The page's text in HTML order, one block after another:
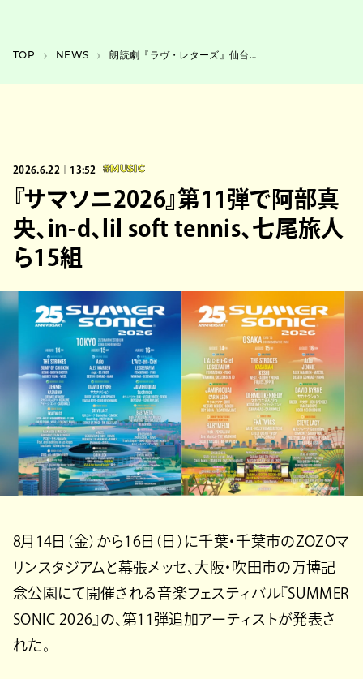
TOP NEWS 朗読劇『ラヴ・レターズ』仙台公演が開催、宮城県出身の千葉雄大と伊藤沙莉が出演
2026.6.22｜13:52 #MUSIC
『サマソニ2026』第11弾で阿部真
央、in-d、lil soft tennis、七尾旅人
ら15組
8月14日（金）から16日（日）に千葉・千葉市のZOZOマ
リンスタジアムと幕張メッセ、大阪・吹田市の万博記
念公園にて開催される音楽フェスティバル『SUMMER
SONIC 2026』の、第11弾追加アーティストが発表さ
れた。